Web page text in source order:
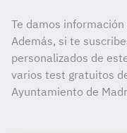
Te damos
Además, si te
personalizados de
varios test gratuitos
Ayuntamiento de